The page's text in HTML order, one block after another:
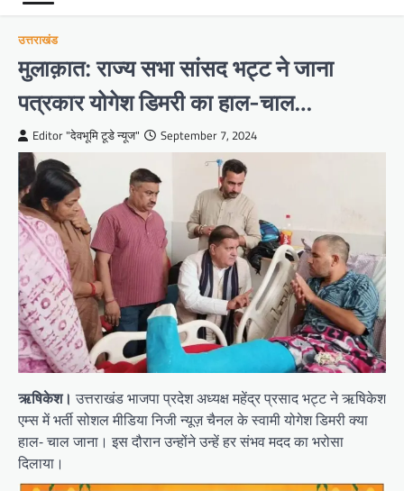
उत्तराखंड
मुलाक़ात: राज्य सभा सांसद भट्ट ने जाना
पत्रकार योगेश डिमरी का हाल-चाल…
Editor "देवभूमि टूडे न्यूज" September 7, 2024
ऋषिकेश। उत्तराखंड भाजपा प्रदेश अध्यक्ष महेंद्र प्रसाद भट्ट ने ऋषिकेश
एम्स में भर्ती सोशल मीडिया निजी न्यूज़ चैनल के स्वामी योगेश डिमरी क्या
हाल- चाल जाना। इस दौरान उन्होंने उन्हें हर संभव मदद का भरोसा
दिलाया।